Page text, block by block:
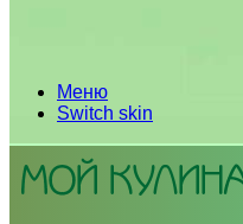
Меню
Switch skin